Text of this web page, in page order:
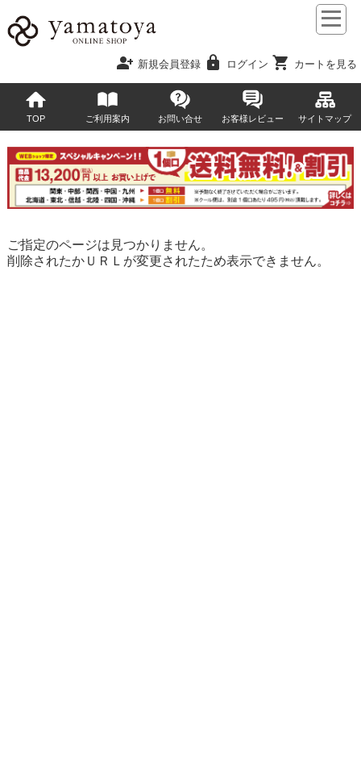
person_add 新規会員登録 lock ログイン shopping_cart カートを見る
TOP ご利用案内 お問い合せ お客様レビュー サイトマップ
ご指定のページは見つかりません。
削除されたかＵＲＬが変更されたため表示できません。